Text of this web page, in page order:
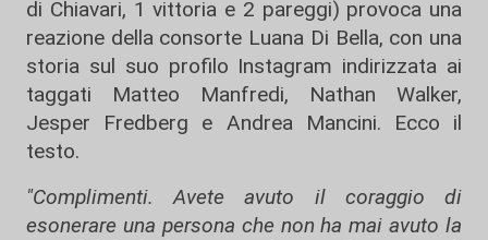
di Chiavari, 1 vittoria e 2 pareggi) provoca una
reazione della consorte Luana Di Bella, con una
storia sul suo profilo Instagram indirizzata ai
taggati Matteo Manfredi, Nathan Walker,
Jesper Fredberg e Andrea Mancini. Ecco il
testo.
"Complimenti. Avete avuto il coraggio di
esonerare una persona che non ha mai avuto la